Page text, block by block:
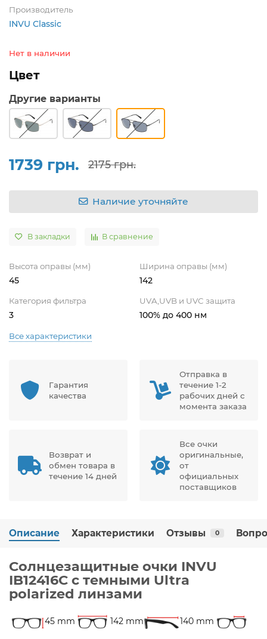
Производитель
INVU Classic
Нет в наличии
Цвет
Другие варианты
1739 грн. 2175 грн.
Наличие уточняйте
В закладки В сравнение
Высота оправы (мм)
45
Ширина оправы (мм)
142
Категория фильтра
3
UVA,UVB и UVC защита
100% до 400 нм
Все характеристики
Гарантия
качества
Отправка в
течение 1-2
рабочих дней с
момента заказа
Возврат и
обмен товара в
течение 14 дней
Все очки
оригинальные,
от
официальных
поставщиков
Описание Характеристики Отзывы 0
Солнцезащитные очки INVU
IB12416C с темными Ultra
polarized линзами
45 mm 142 mm 140 mm